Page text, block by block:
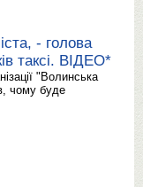
- голова
таксі. ВІДЕО*
"Волинська
чому буде